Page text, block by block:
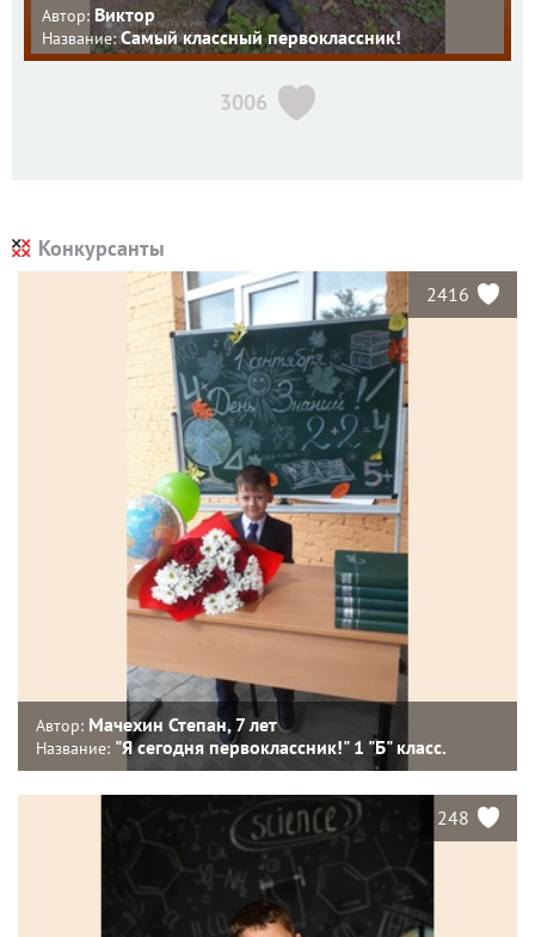
Автор: Виктор
Название:Самый классный первоклассник!
3006
Конкурсанты
2416
Автор: Мачехин Степан, 7 лет
Название: "Я сегодня первоклассник!" 1 "Б" класс.
248